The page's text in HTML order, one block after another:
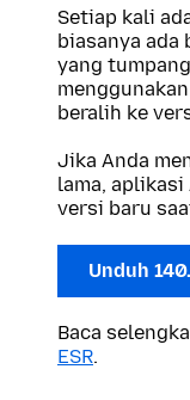
Setiap kali
biasanya ada
yang
beralih ke
Jika Anda
lama,
versi baru
Unduh
Baca
ESR.